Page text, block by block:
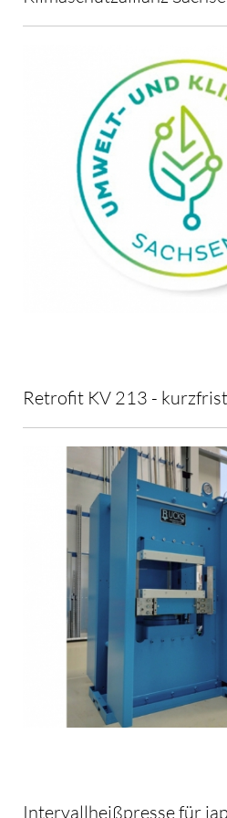
Retrofit KV 213 -
Intervallheißpresse für